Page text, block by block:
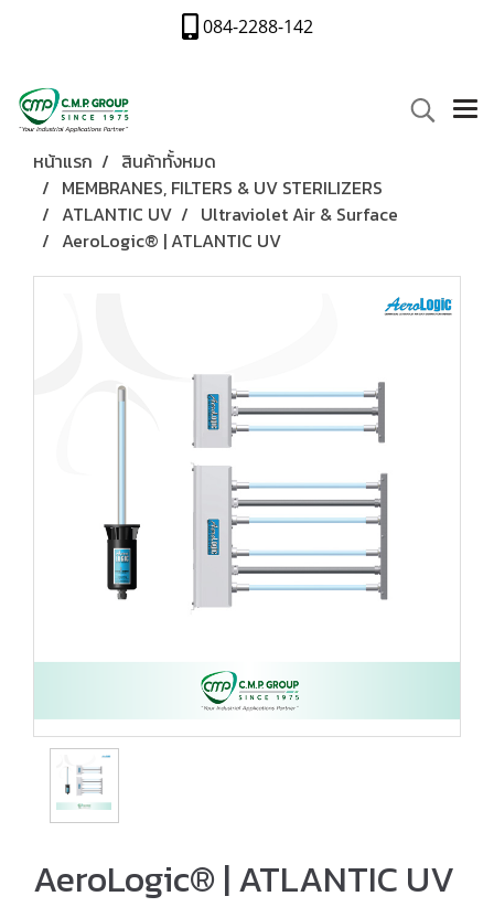
084-2288-142
หน้าแรก
สินค้าทั้งหมด
MEMBRANES, FILTERS & UV STERILIZERS
ATLANTIC UV
Ultraviolet Air & Surface
AeroLogic® | ATLANTIC UV
AeroLogic® | ATLANTIC UV